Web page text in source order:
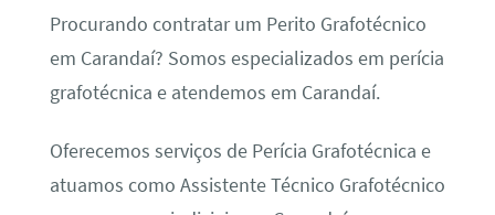
Procurando contratar um Perito Grafotécnico
em Carandaí? Somos especializados em perícia
grafotécnica e atendemos em Carandaí.
Oferecemos serviços de Perícia Grafotécnica e
atuamos como Assistente Técnico Grafotécnico